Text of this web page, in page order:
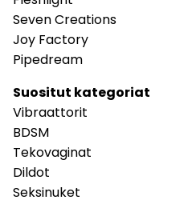
Seven Creations
Joy Factory
Pipedream
Suositut kategoriat
Vibraattorit
BDSM
Tekovaginat
Dildot
Seksinuket